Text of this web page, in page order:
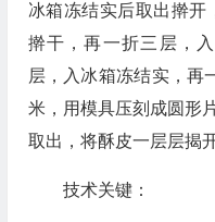
冰箱冻结实后取出擀开
擀干，再一折三层，
层，入冰箱冻结实，再
米，用模具压刻成圆形
取出，将酥皮一层层揭
技术关键：